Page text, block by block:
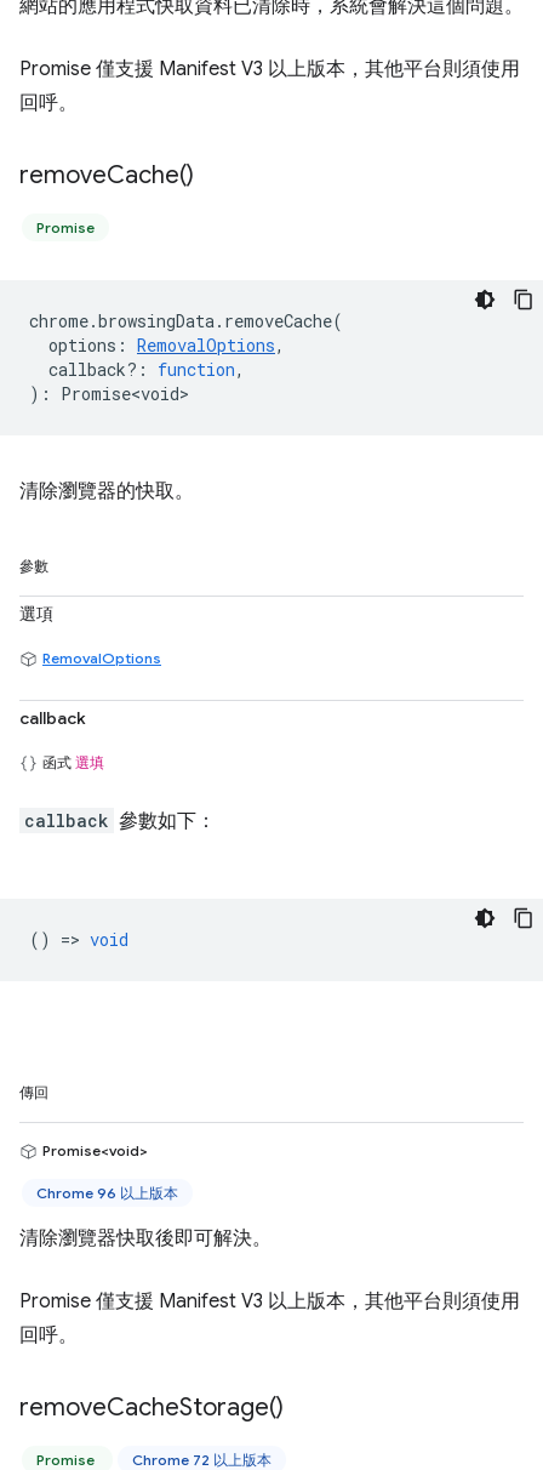
網站的應用程式快取資料已清除時，系統會解決這個問題。
Promise 僅支援 Manifest V3 以上版本，其他平台則須使用
回呼。
removeCache()
Promise
chrome.browsingData. removeCache(
options : RemovalOptions,
callback? : function,
) : Promise<void>
清除瀏覽器的快取。
參數
選項
RemovalOptions
callback
函式 選填
callback 參數如下：
() => void
傳回
Promise<void>
Chrome 96 以上版本
清除瀏覽器快取後即可解決。
Promise 僅支援 Manifest V3 以上版本，其他平台則須使用
回呼。
removeCacheStorage()
Promise Chrome 72 以上版本